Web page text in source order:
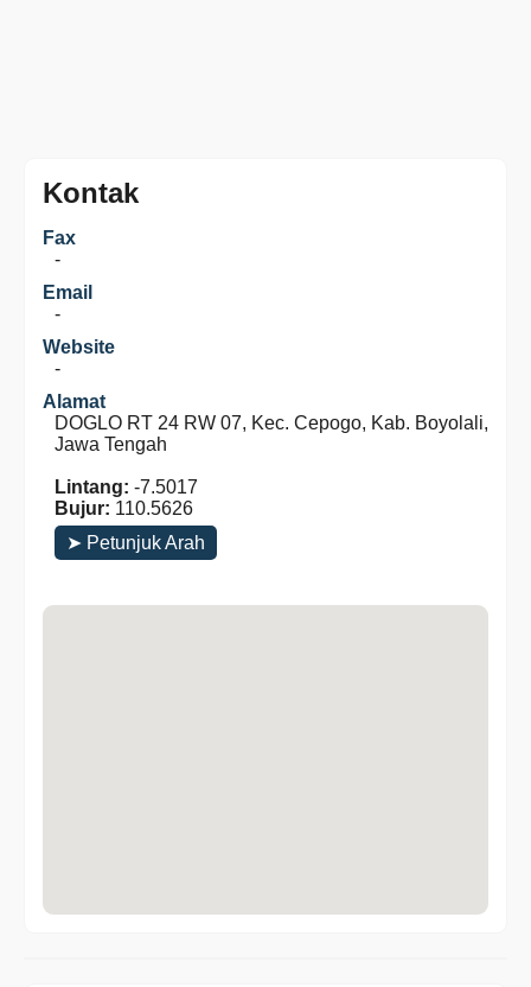
Kontak
Fax
-
Email
-
Website
-
Alamat
DOGLO RT 24 RW 07, Kec. Cepogo, Kab. Boyolali,
Jawa Tengah
Lintang: -7.5017
Bujur: 110.5626
➤ Petunjuk Arah